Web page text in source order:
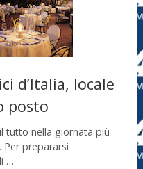
d’Italia, locale
posto
tutto nella giornata più
Per prepararsi
…